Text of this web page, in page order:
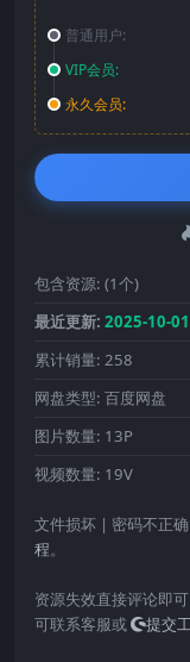
普通用户:
VIP会员:
永久会员:
包含资源: (1个)
最近更新: 2025-10-01
累计销量: 258
网盘类型: 百度网盘
图片数量: 13P
视频数量: 19V
文件损坏 | 密码不正
程。
资源失效直接评论即
可联系客服或
提交